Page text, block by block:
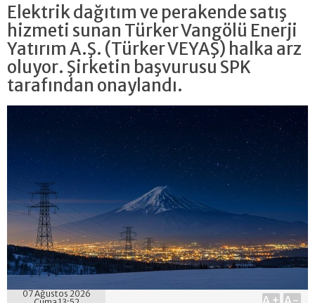
Elektrik dağıtım ve perakende satış
hizmeti sunan Türker Vangölü Enerji
Yatırım A.Ş. (Türker VEYAŞ) halka arz
oluyor. Şirketin başvurusu SPK
tarafından onaylandı.
07 Ağustos 2026